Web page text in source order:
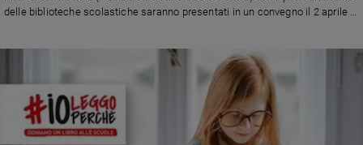
Santi
Devozione
fede
delle biblioteche scolastiche saranno presentati in un convegno il 2 aprile in